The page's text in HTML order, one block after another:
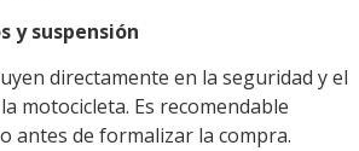
y suspensión
directamente en la seguridad y el
motocicleta. Es recomendable
antes de formalizar la compra.